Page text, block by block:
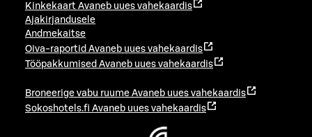
Kinkekaart Avaneb uues vahekaardis
Ajakirjandusele
Andmekaitse
Oiva-raportid Avaneb uues vahekaardis
Tööpakkumised Avaneb uues vahekaardis
Broneerige vabu ruume Avaneb uues vahekaardis
Sokoshotels.fi Avaneb uues vahekaardis